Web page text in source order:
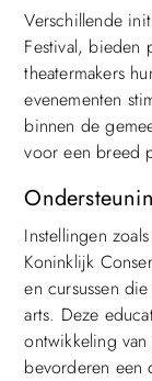
Verschillende
Festival, bieden
theatermakers
evenementen
binnen de
voor een breed
Instellingen
Koninklijk
en cursussen
arts. Deze
ontwikkeling van
bevorderen een